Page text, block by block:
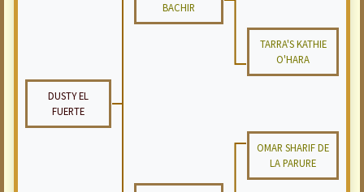
BACHIR
TARRA'S KATHIE
O'HARA
DUSTY EL
FUERTE
OMAR SHARIF DE
LA PARURE